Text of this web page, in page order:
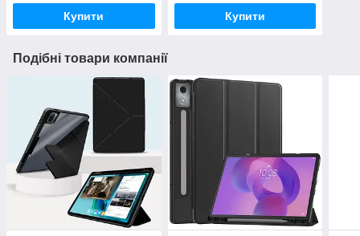
Купити Купити
Подібні товари компанії